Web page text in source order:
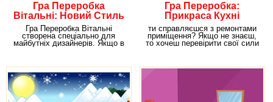
Гра Переробка
Вітальні: Новий Стиль
Гра Переробка Вітальні
створена спеціально для
майбутніх дизайнерів. Якщо в
Гра Переробка:
Прикраса Кухні
ти справляєшся з ремонтами
приміщення? Якщо не знаєш,
то хочеш перевірити свої сили